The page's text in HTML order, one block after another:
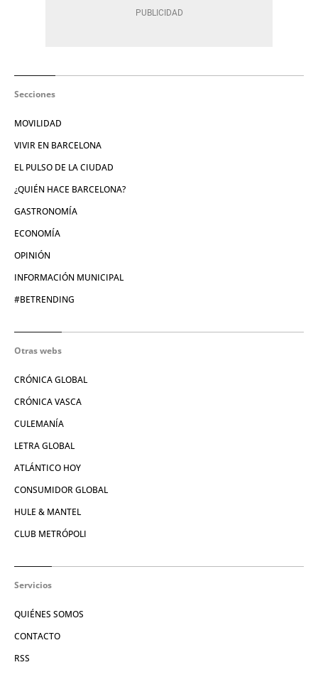
Secciones
MOVILIDAD
VIVIR EN BARCELONA
EL PULSO DE LA CIUDAD
¿QUIÉN HACE BARCELONA?
GASTRONOMÍA
ECONOMÍA
OPINIÓN
INFORMACIÓN MUNICIPAL
#BETRENDING
Otras webs
CRÓNICA GLOBAL
CRÓNICA VASCA
CULEMANÍA
LETRA GLOBAL
ATLÁNTICO HOY
CONSUMIDOR GLOBAL
HULE & MANTEL
CLUB METRÓPOLI
Servicios
QUIÉNES SOMOS
CONTACTO
RSS